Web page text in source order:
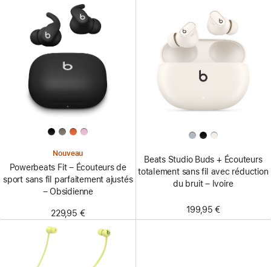
Nouveau
Powerbeats Fit – Écouteurs de
sport sans fil parfaitement ajustés
– Obsidienne
229,95 €
Beats Studio Buds + Écouteurs
totalement sans fil avec réduction
du bruit – Ivoire
199,95 €